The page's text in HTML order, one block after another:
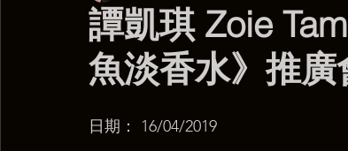
譚凱琪 Zoie
魚淡香水》推廣
日期： 16/04/2019